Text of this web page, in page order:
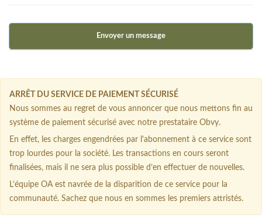
Envoyer un message
ARRÊT DU SERVICE DE PAIEMENT SÉCURISÉ
Nous sommes au regret de vous annoncer que nous mettons fin au
système de paiement sécurisé avec notre prestataire Obvy.
En effet, les charges engendrées par l'abonnement à ce service sont
trop lourdes pour la société. Les transactions en cours seront
finalisées, mais il ne sera plus possible d’en effectuer de nouvelles.
L’équipe OA est navrée de la disparition de ce service pour la
communauté. Sachez que nous en sommes les premiers attristés.